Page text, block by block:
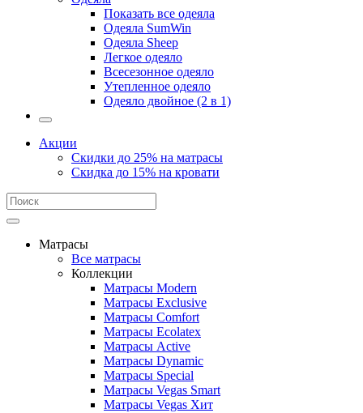
Показать все одеяла
Одеяла SumWin
Одеяла Sheep
Легкое одеяло
Всесезонное одеяло
Утепленное одеяло
Одеяло двойное (2 в 1)
Акции
Скидки до 25% на матрасы
Скидка до 15% на кровати
Матрасы
Все матрасы
Коллекции
Матрасы Modern
Матрасы Exclusive
Матрасы Comfort
Матрасы Ecolatex
Матрасы Active
Матрасы Dynamic
Матрасы Special
Матрасы Vegas Smart
Матрасы Vegas Хит